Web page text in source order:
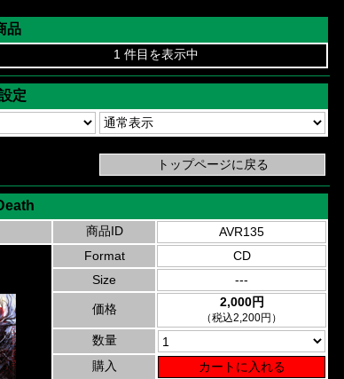
品
1 件目を表示中
定
商品ID
AVR135
Format
CD
Size
---
価格 2,000円
（税込2,200円）
数量
購入